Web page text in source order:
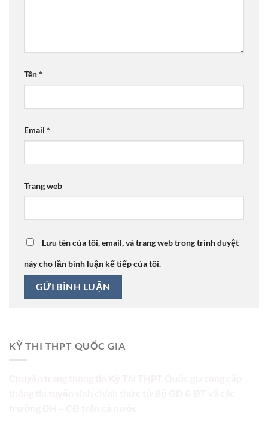
Tên*
Email *
Trang web
Lưu tên của tôi, email, và trang web trong trình duyệt
này cho lần bình luận kế tiếp của tôi.
KỲ THI THPT QUỐC GIA